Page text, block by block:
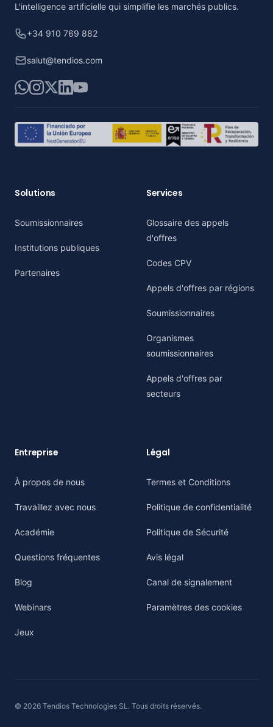
L'intelligence artificielle qui simplifie les marchés publics.
+34 910 769 882
salut@tendios.com
WhatsApp
Instagram
X LinkedIn
YouTube
Solutions
Soumissionnaires
Institutions publiques
Partenaires
Services
Glossaire des appels
d'offres
Codes CPV
Appels d'offres par régions
Soumissionnaires
Organismes
soumissionnaires
Appels d'offres par
secteurs
Entreprise
À propos de nous
Travaillez avec nous
Académie
Questions fréquentes
Blog
Webinars
Jeux
Légal
Termes et Conditions
Politique de confidentialité
Politique de Sécurité
Avis légal
Canal de signalement
Paramètres des cookies
© 2026 Tendios Technologies SL. Tous droits réservés.